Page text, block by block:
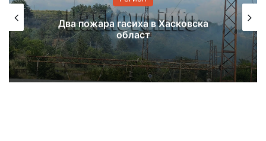
Животински продукти без
са намерени в автобус на
Андреево